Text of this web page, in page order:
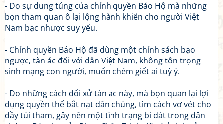
- Do sự dung túng của chính quyền Bảo Hộ mà những
bọn tham quan ô lại lộng hành khiến cho người Việt
Nam bạc nhược suy yếu.
- Chính quyền Bảo Hộ đã dùng một chính sách bạo
ngược, tàn ác đối với dân Việt Nam, không tôn trọng
sinh mạng con người, muốn chém giết ai tuỳ ý.
- Do những cách đối xử tàn ác này, mà bọn quan lại lợi
dụng quyền thế bắt nạt dân chúng, tìm cách vơ vét cho
đầy túi tham, gây nên một tình trạng bi đát trong dân